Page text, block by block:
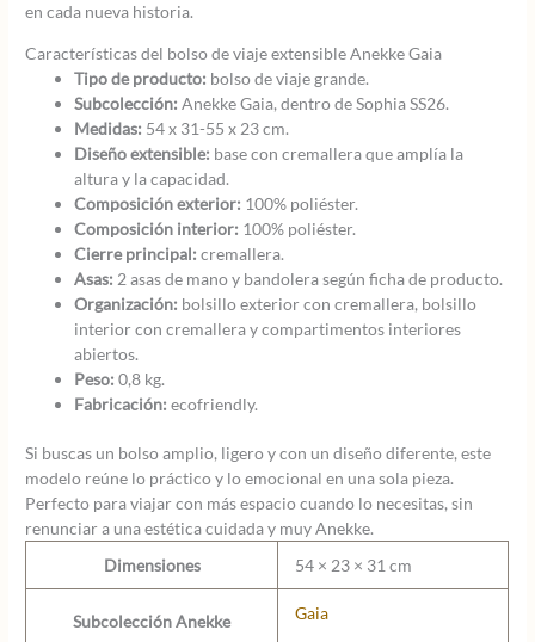
en cada nueva historia.
Características del bolso de viaje extensible Anekke Gaia
Tipo de producto: bolso de viaje grande.
Subcolección: Anekke Gaia, dentro de Sophia SS26.
Medidas: 54 x 31-55 x 23 cm.
Diseño extensible: base con cremallera que amplía la
altura y la capacidad.
Composición exterior: 100% poliéster.
Composición interior: 100% poliéster.
Cierre principal: cremallera.
Asas: 2 asas de mano y bandolera según ficha de producto.
Organización: bolsillo exterior con cremallera, bolsillo
interior con cremallera y compartimentos interiores
abiertos.
Peso: 0,8 kg.
Fabricación: ecofriendly.
Si buscas un bolso amplio, ligero y con un diseño diferente, este
modelo reúne lo práctico y lo emocional en una sola pieza.
Perfecto para viajar con más espacio cuando lo necesitas, sin
renunciar a una estética cuidada y muy Anekke.
Dimensiones
54 × 23 × 31 cm
Subcolección Anekke Gaia